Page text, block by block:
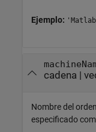
Ejemplo:
cadena |
Nombre del
especificado